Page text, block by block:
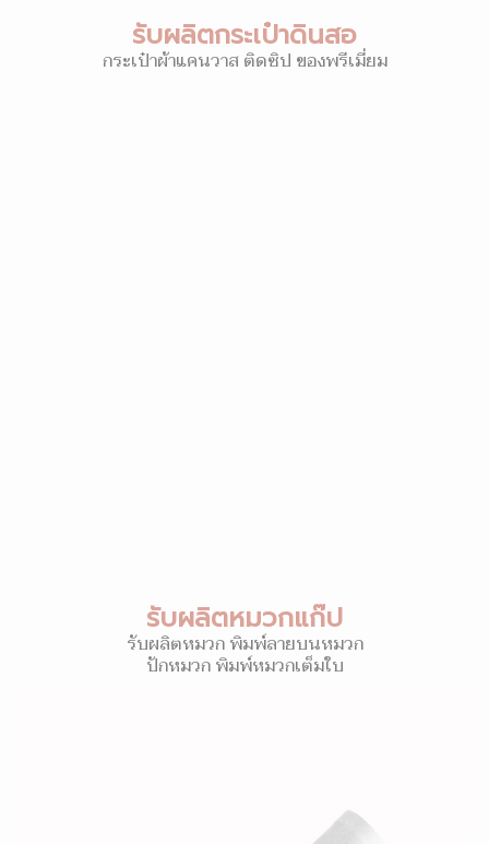
รับผลิตกระเป๋าดินสอ
กระเป๋าผ้าแคนวาส ติดซิป ของพรีเมี่ยม
รับผลิตหมวกแก๊ป
รับผลิตหมวก พิมพ์ลายบนหมวก
ปักหมวก พิมพ์หมวกเต็มใบ